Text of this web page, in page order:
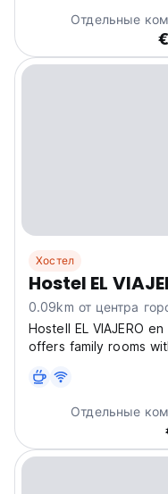
Отдельные
Хостел
Hostel EL
0.09km от центра
Hostell EL VIAJERO
offers family rooms
wardrobe, and free
sun terrace or enjoy
Отдельные